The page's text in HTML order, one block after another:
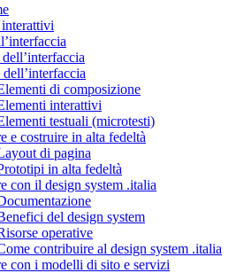
di composizione
interattivi
testuali (microtesti)
e costruire in alta fedeltà
di pagina
in alta fedeltà
con il design system .italia
del design system
operative
contribuire al design system .italia
con i modelli di sito e servizi